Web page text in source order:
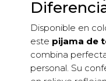
Disponible en
este pijama de
combina
personal. Su